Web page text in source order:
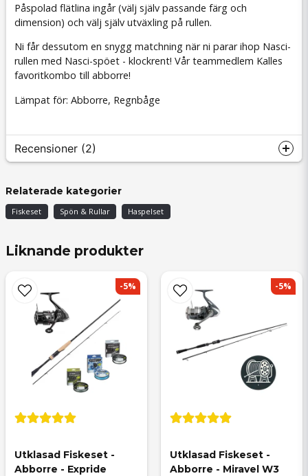
Påspolad flätlina ingår (välj själv passande färg och
dimension) och välj själv utväxling på rullen.
Ni får dessutom en snygg matchning när ni parar ihop Nasci-
rullen med Nasci-spöet - klockrent! Vår teammedlem Kalles
favoritkombo till abborre!
Lämpat för: Abborre, Regnbåge
Recensioner (2)
Anonym
Grymt i vanlig ordning
Relaterade kategorier
Fiskeset Spön & Rullar Haspelset
Liknande produkter
Utklasad Fiskeset -
Abborre - Expride
-5%
Utklasad Fiskeset -
Abborre - Miravel W3
-5%